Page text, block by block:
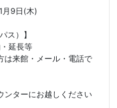
月9日(木)
パス）】
延長等
来館・メール・電話で
ターにお越しください